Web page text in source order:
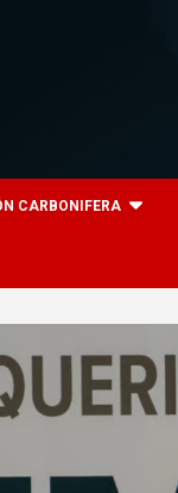
CARBONIFERA